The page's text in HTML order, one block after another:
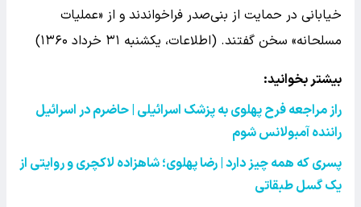
خیابانی در حمایت از بنی‌صدر فراخواندند و از «عملیات
مسلحانه» سخن گفتند. (اطلاعات، یکشنبه ۳۱ خرداد ۱۳۶۰)
بیشتر بخوانید:
راز مراجعه فرح پهلوی به پزشک اسرائیلی | حاضرم در اسرائیل
راننده آمبولانس شوم
پسری که همه چیز دارد | رضا پهلوی؛ شاهزاده لاکچری و روایتی از
یک گسل طبقاتی